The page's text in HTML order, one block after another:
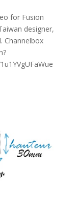
for Fusion
designer,
Channelbox